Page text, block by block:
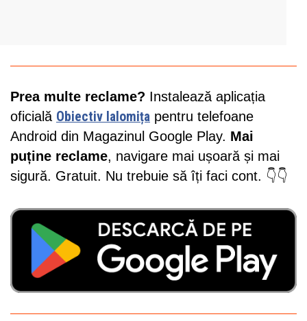
Prea multe reclame? Instalează aplicația
oficială Obiectiv Ialomița pentru telefoane
Android din Magazinul Google Play. Mai
puține reclame, navigare mai ușoară și mai
sigură. Gratuit. Nu trebuie să îți faci cont. 👇👇